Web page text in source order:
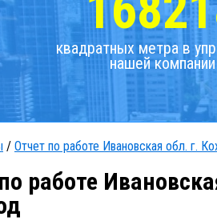
квадратных метра в
нашей компании
/ Отчет по работе Ивановская обл. г.
работе